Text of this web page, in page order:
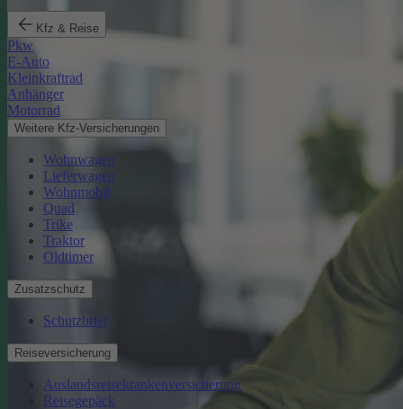
Kfz & Reise
Pkw
E-Auto
Kleinkraftrad
Anhänger
Motorrad
Weitere Kfz-Versicherungen
Wohnwagen
Lieferwagen
Wohnmobil
Quad
Trike
Traktor
Oldtimer
Zusatzschutz
Schutzbrief
Reiseversicherung
Auslandsreisekrankenversicherung
Reisegepäck